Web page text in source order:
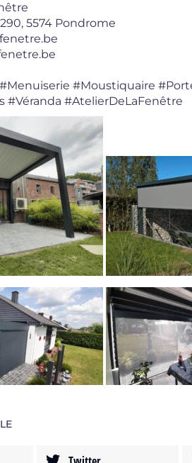
5574 Pondrome
#Menuiserie #Moustiquaire
#Véranda #AtelierDeLaFenêtre